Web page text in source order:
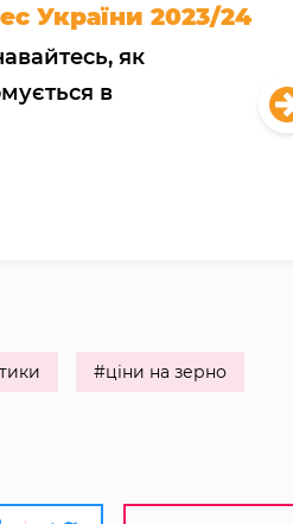
України 2023/24
як
в
#ціни на зерно